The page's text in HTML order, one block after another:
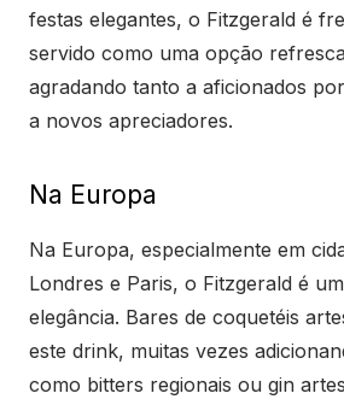
festas elegantes, o Fitzgerald é
servido como uma opção
agradando tanto a aficionados
a novos apreciadores.
Na Europa
Na Europa, especialmente em
Londres e Paris, o Fitzgerald é
elegância. Bares de coquetéis
este drink, muitas vezes
como bitters regionais ou gin